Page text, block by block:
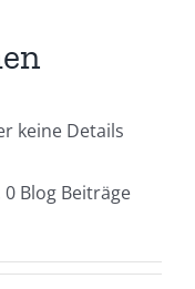
keine Details
Blog Beiträge